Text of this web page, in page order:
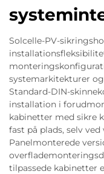
Solcelle-PV-
systemarkitekturer
Standard-DIN-
installation i
kabinetter med sikre
fast på plads, selv
Panelmonterede
tilpassede kabinetter